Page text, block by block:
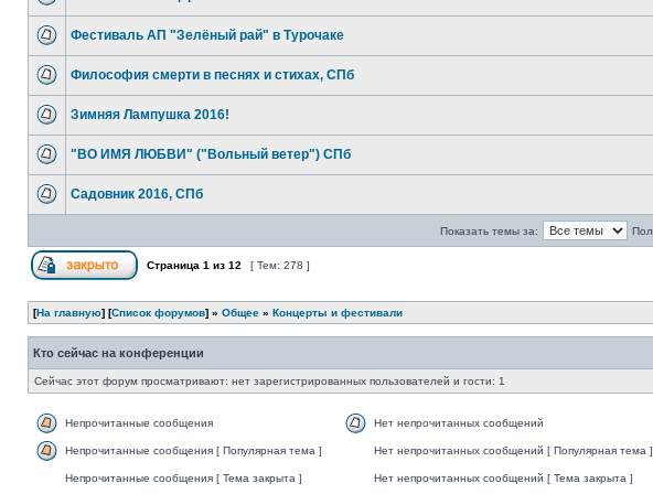
Фестиваль АП "Зелёный рай" в Турочаке
Философия смерти в песнях и стихах, СПб
Зимняя Лампушка 2016!
"ВО ИМЯ ЛЮБВИ" ("Вольный ветер") СПб
Садовник 2016, СПб
Показать темы за:
Страница 1 из 12 [ Тем: 278 ]
[На главную] [Список форумов] » Общее » Концерты и фестивали
Кто сейчас на конференции
Сейчас этот форум просматривают: нет зарегистрированных пользователей и гости: 1
Непрочитанные сообщения Нет непрочитанных сообщений
Непрочитанные сообщения [ Популярная тема ] Нет непрочитанных сообщений [ Популярная тема ]
Непрочитанные сообщения [ Тема закрыта ] Нет непрочитанных сообщений [ Тема закрыта ]